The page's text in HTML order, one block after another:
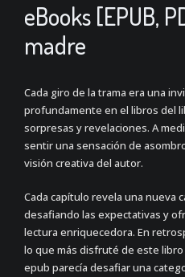
eBooks [EPUB,
madre
Cada giro de la trama era una
profundamente en el libros del
sorpresas y revelaciones. A
sentir una sensación de
visión creativa del autor.
Cada capítulo revela una nueva
desafiando las expectativas y
lectura enriquecedora. En
lo que más disfruté de este
epub parecía desafiar una